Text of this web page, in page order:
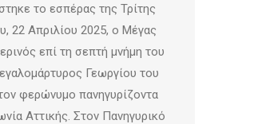
το εσπέρας της Τρίτης
22 Απριλίου 2025, ο Μέγας
επί τη σεπτή μνήμη του
Γεωργίου του
φερώνυμο πανηγυρίζοντα
Αττικής. Στον Πανηγυρικό